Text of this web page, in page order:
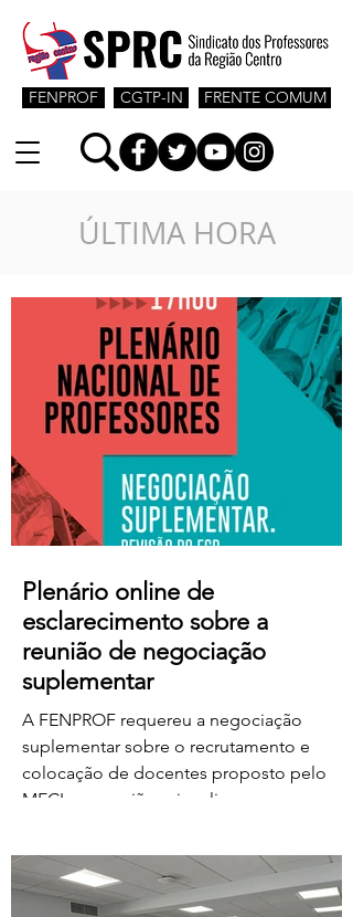
CGTP-IN
FENPROF FRENTE COMUM
ÚLTIMA HORA
Plenário online de
esclarecimento sobre a
reunião de negociação
suplementar
A FENPROF requereu a negociação
suplementar sobre o recrutamento e
colocação de docentes proposto pelo
MECI e a reunião vai realizar-se na
17 horas. No dia seguinte, a FENPROF
realiza o habitual plenário online de
esclarecimento aos professores e